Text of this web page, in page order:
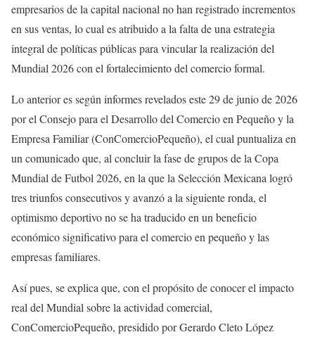
empresarios de la capital nacional no han registrado incrementos
en sus ventas, lo cual es atribuido a la falta de una estrategia
integral de políticas públicas para vincular la realización del
Mundial 2026 con el fortalecimiento del comercio formal.
Lo anterior es según informes revelados este 29 de junio de 2026
por el Consejo para el Desarrollo del Comercio en Pequeño y la
Empresa Familiar (ConComercioPequeño), el cual puntualiza en
un comunicado que, al concluir la fase de grupos de la Copa
Mundial de Futbol 2026, en la que la Selección Mexicana logró
tres triunfos consecutivos y avanzó a la siguiente ronda, el
optimismo deportivo no se ha traducido en un beneficio
económico significativo para el comercio en pequeño y las
empresas familiares.
Así pues, se explica que, con el propósito de conocer el impacto
real del Mundial sobre la actividad comercial,
ConComercioPequeño, presidido por Gerardo Cleto López